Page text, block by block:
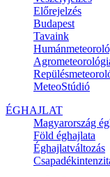
Előrejelzés
Budapest
Tavaink
MeteoStúdió
ÉGHAJLAT
Magyarország
Föld éghajlata
Éghajlatváltozás